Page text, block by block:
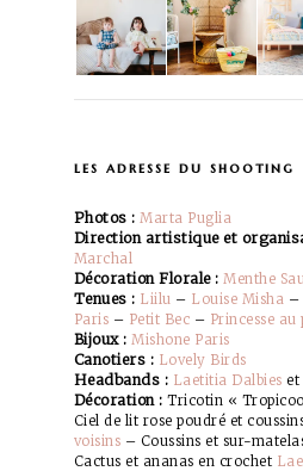
les adresse du shooting
Photos : Marta Puglia
Direction artistique et
Marchal
Décoration Florale : Menthe
Tenues : Liilu – Louise Misha –
Paris – Petit Bec – Princesse au
Bijoux : Mishone Paris
Canotiers : Lovely Birds
Headbands : Laetitia Dalbies et
Décoration : Tricotin «
Ciel de lit rose poudré et
voisins – Coussins et sur-
Cactus et ananas en crochet